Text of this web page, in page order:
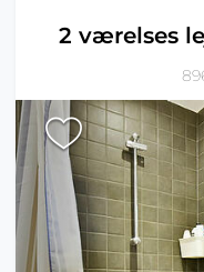
2 værelses